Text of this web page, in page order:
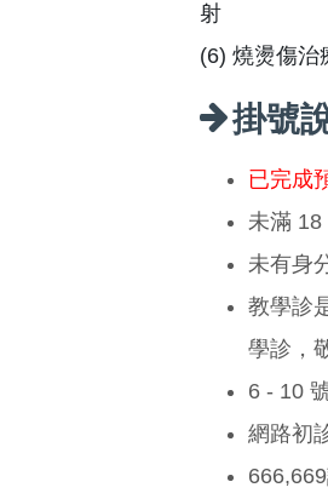
射
(6) 燒燙傷治
掛號
已完成
未滿 18
未有身
教學診
學診，
6 - 10
網路初